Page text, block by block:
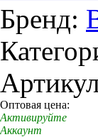
Бренд:
Оптовая цена:
Активируйте
Аккаунт